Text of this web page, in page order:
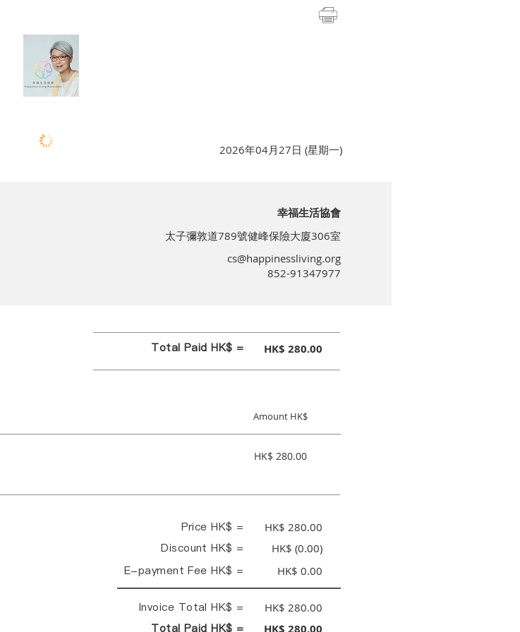
2026年04月27日 (星期一)
幸福生活協會
太子彌敦道789號健峰保險大廈306室
cs@happinessliving.org
852-91347977
Total Paid HK$ = HK$ 280.00
Amount HK$
HK$ 280.00
Price HK$ = HK$ 280.00
Discount HK$ = HK$ (0.00)
E-payment Fee HK$ = HK$ 0.00
Invoice Total HK$ = HK$ 280.00
Total Paid HK$ = HK$ 280.00